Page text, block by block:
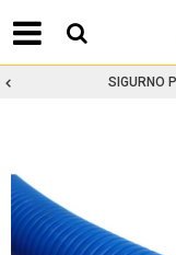
SIGURNO